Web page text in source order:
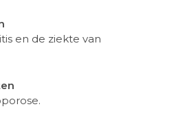
en de ziekte van